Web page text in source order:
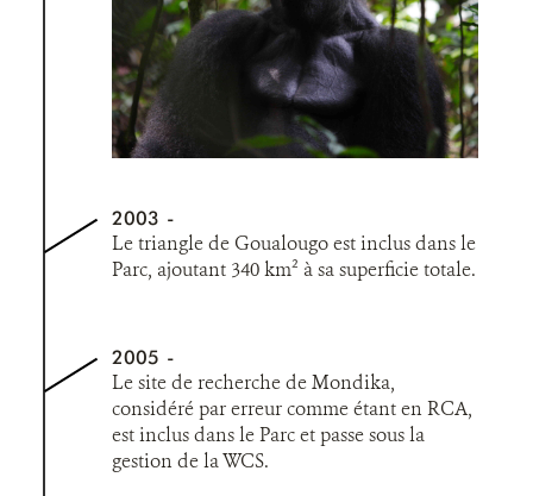
2003
Le triangle de Goualougo est inclus dans le
Parc, ajoutant 340 km² à sa superficie totale.
2005
Le site de recherche de Mondika,
considéré par erreur comme étant en RCA,
est inclus dans le Parc et passe sous la
gestion de la WCS.